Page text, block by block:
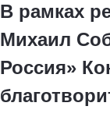
В рамках
Михаил
Россия»